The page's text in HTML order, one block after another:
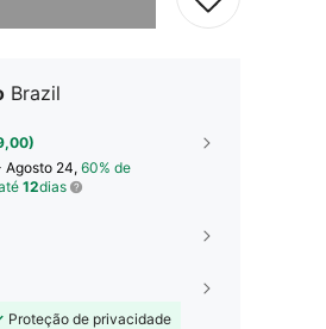
Brazil
Agosto 24,60% de
12dias
Proteção de privacidade